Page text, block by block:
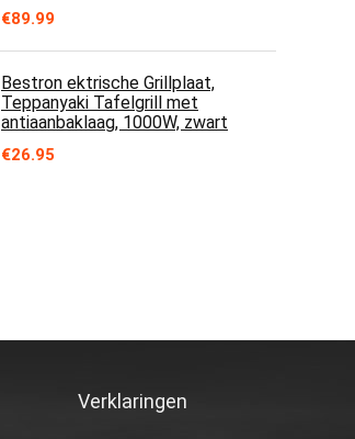
€89.99
Bestron ektrische Grillplaat,
Teppanyaki Tafelgrill met
antiaanbaklaag, 1000W, zwart
€26.95
Verklaringen